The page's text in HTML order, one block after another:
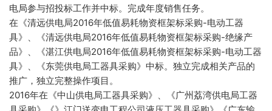
电局参与招投标工作并中标。完成年度销售任务。
在《清远供电局2016年低值易耗物资框架标采购-电动工器
具》、《清远供电局2016年低值易耗物资框架标采购-绝缘产
品》、《湛江供电局2016年低值易耗物资框架标采购-电动工器
具》、《东莞供电局工器具采购》中标。独立完成相关产品的
推广，独立完整操作项目。
2016年在《中山供电局工器具采购》、《广州荔湾供电局工器